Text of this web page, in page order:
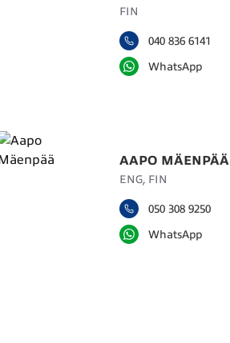
FIN
040 836 6141
WhatsApp
AAPO MÄENPÄÄ
ENG, FIN
050 308 9250
WhatsApp